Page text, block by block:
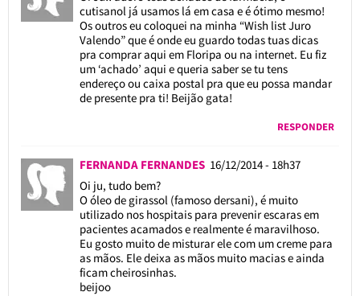
cutisanol já usamos lá em casa e é ótimo mesmo!
Os outros eu coloquei na minha “Wish list Juro
Valendo” que é onde eu guardo todas tuas dicas
pra comprar aqui em Floripa ou na internet. Eu fiz
um ‘achado’ aqui e queria saber se tu tens
endereço ou caixa postal pra que eu possa mandar
de presente pra ti! Beijão gata!
RESPONDER
FERNANDA FERNANDES 16/12/2014 - 18h37
Oi ju, tudo bem?
O óleo de girassol (famoso dersani), é muito
utilizado nos hospitais para prevenir escaras em
pacientes acamados e realmente é maravilhoso.
Eu gosto muito de misturar ele com um creme para
as mãos. Ele deixa as mãos muito macias e ainda
ficam cheirosinhas.
beijoo